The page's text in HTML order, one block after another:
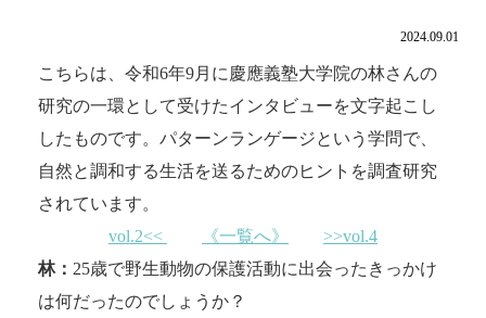
2024.09.01
こちらは、令和6年9月に慶應義塾大学院の林さんの
研究の一環として受けたインタビューを文字起こし
したものです。パターンランゲージという学問で、
自然と調和する生活を送るためのヒントを調査研究
されています。
vol.2<<
《一覧へ》
>>vol.4
林： 25歳で野生動物の保護活動に出会ったきっかけ
は何だったのでしょうか？